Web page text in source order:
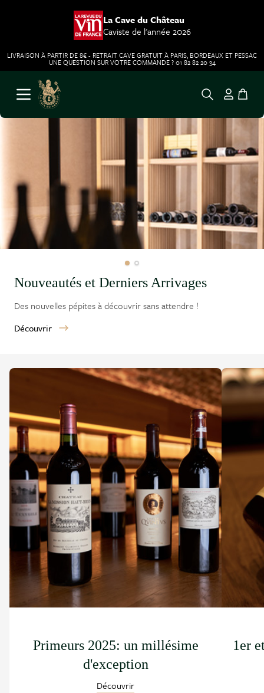
La Cave du Château
Caviste de l'année 2026
LIVRAISON À PARTIR DE 8€ - RETRAIT CAVE GRATUIT À PARIS, BORDEAUX ET PESSAC
UNE QUESTION SUR VOTRE COMMANDE ? 01 82 82 20 34
Aller au contenu
Ouvrir le menu
Nouveautés et Derniers Arrivages
Des nouvelles pépites à découvrir sans attendre !
Découvrir
Primeurs 2025: un millésime
d'exception
Découvrir
1er